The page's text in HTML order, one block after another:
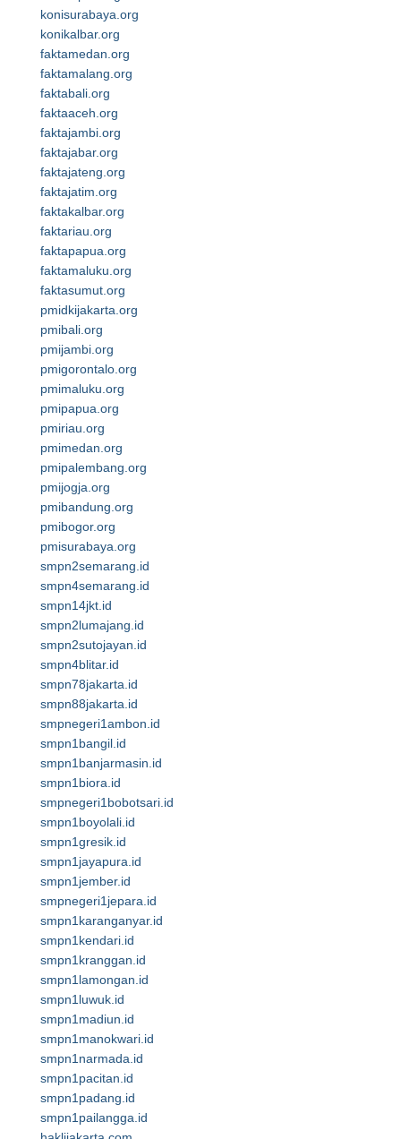
konisurabaya.org
konikalbar.org
faktamedan.org
faktamalang.org
faktabali.org
faktaaceh.org
faktajambi.org
faktajabar.org
faktajateng.org
faktajatim.org
faktakalbar.org
faktariau.org
faktapapua.org
faktamaluku.org
faktasumut.org
pmidkijakarta.org
pmibali.org
pmijambi.org
pmigorontalo.org
pmimaluku.org
pmipapua.org
pmiriau.org
pmimedan.org
pmipalembang.org
pmijogja.org
pmibandung.org
pmibogor.org
pmisurabaya.org
smpn2semarang.id
smpn4semarang.id
smpn14jkt.id
smpn2lumajang.id
smpn2sutojayan.id
smpn4blitar.id
smpn78jakarta.id
smpn88jakarta.id
smpnegeri1ambon.id
smpn1bangil.id
smpn1banjarmasin.id
smpn1biora.id
smpnegeri1bobotsari.id
smpn1boyolali.id
smpn1gresik.id
smpn1jayapura.id
smpn1jember.id
smpnegeri1jepara.id
smpn1karanganyar.id
smpn1kendari.id
smpn1kranggan.id
smpn1lamongan.id
smpn1luwuk.id
smpn1madiun.id
smpn1manokwari.id
smpn1narmada.id
smpn1pacitan.id
smpn1padang.id
smpn1pailangga.id